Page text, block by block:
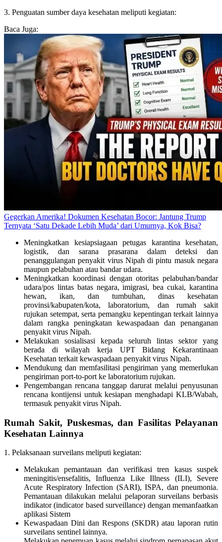
3. Penguatan sumber daya kesehatan meliputi kegiatan:
Baca Juga:
Gegerkan Amerika! Dokumen Kesehatan Bocor: Jantung Trump
Ternyata ‘Satu Dekade Lebih Muda’ dari Umurnya, Kok Bisa?
Meningkatkan kesiapsiagaan petugas karantina kesehatan,
logistik, dan sarana prasarana dalam deteksi dan
penanggulangan penyakit virus Nipah di pintu masuk negara
maupun pelabuhan atau bandar udara.
Meningkatkan koordinasi dengan otoritas pelabuhan/bandar
udara/pos lintas batas negara, imigrasi, bea cukai, karantina
hewan, ikan, dan tumbuhan, dinas kesehatan
provinsi/kabupaten/kota, laboratorium, dan rumah sakit
rujukan setempat, serta pemangku kepentingan terkait lainnya
dalam rangka peningkatan kewaspadaan dan penanganan
penyakit virus Nipah.
Melakukan sosialisasi kepada seluruh lintas sektor yang
berada di wilayah kerja UPT Bidang Kekarantinaan
Kesehatan terkait kewaspadaan penyakit virus Nipah.
Mendukung dan memfasilitasi pengiriman yang memerlukan
pengiriman port-to-port ke laboratorium rujukan.
Pengembangan rencana tanggap darurat melalui penyusunan
rencana kontijensi untuk kesiapan menghadapi KLB/Wabah,
termasuk penyakit virus Nipah.
Rumah Sakit, Puskesmas, dan Fasilitas Pelayanan
Kesehatan Lainnya
1. Pelaksanaan surveilans meliputi kegiatan:
Melakukan pemantauan dan verifikasi tren kasus suspek
meningitis/ensefalitis, Influenza Like Illness (ILI), Severe
Acute Respiratory Infection (SARI), ISPA, dan pneumonia.
Pemantauan dilakukan melalui pelaporan surveilans berbasis
indikator (indicator based surveillance) dengan memanfaatkan
aplikasi Sistem
Kewaspadaan Dini dan Respons (SKDR) atau laporan rutin
surveilans sentinel lainnya.